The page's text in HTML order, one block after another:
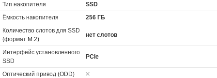
Тип накопителя
SSD
Ёмкость накопителя
256 ГБ
Количество слотов для SSD
(формат M.2)
нет слотов
Интерфейс установленного
SSD
PCIe
Оптический привод (ODD)